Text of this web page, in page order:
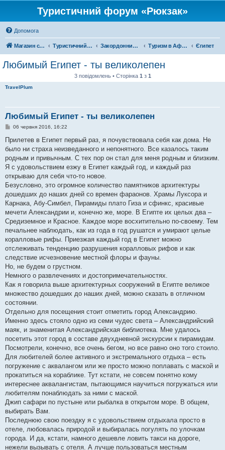
Туристичний форум «Рюкзак»
Допомога
Магазин спорядження Туристичний форум «Рюкзак» Закордонний туризм Туризм в Африці Єгипет
Любимый Египет - ты великолепен
3 повідомлень • Сторінка 1 з 1
TravelPlum
Любимый Египет - ты великолепен
П
в
д
о
м
л
е
н
я
06 червня 2016, 16:22
Прилетев в Египет первый раз, я почувствовала себя как дома. Не
было ни страха неизведанного и непонятного. Все казалось таким
родным и привычным. С тех пор он стал для меня родным и близким.
Я с удовольствием езжу в Египет каждый год, и каждый раз
открываю для себя что-то новое.
Безусловно, это огромное количество памятников архитектуры
дошедших до наших дней со времен фараонов. Храмы Луксора и
Карнака, Абу-Симбел, Пирамиды плато Гиза и сфинкс, красивые
мечети Александрии и, конечно же, море. В Египте их целых два –
Средиземное и Красное. Каждое море восхитительно по-своему. Тем
печальнее наблюдать, как из года в год рушатся и умирают целые
коралловые рифы. Приезжая каждый год в Египет можно
отслеживать тенденцию разрушения коралловых рифов и как
следствие исчезновение местной флоры и фауны.
Но, не будем о грустном.
Немного о развлечениях и достопримечательностях.
Как я говорила выше архитектурных сооружений в Египте великое
множество дошедших до наших дней, можно сказать в отличном
состоянии.
Отдельно для посещения стоит отметить город Александрию.
Именно здесь стояло одно из семи чудес света – Александрийский
маяк, и знаменитая Александрийская библиотека. Мне удалось
посетить этот город в составе двухдневной экскурсии к пирамидам.
Посмотрели, конечно, все очень бегом, но все равно оно того стоило.
Для любителей более активного и экстремального отдыха – есть
погружение с аквалангом или же просто можно поплавать с маской и
прокатиться на кораблике. Тут кстати, не совсем понятно кому
интереснее аквалангистам, пытающимся научиться погружаться или
любителям понаблюдать за ними с маской.
Джип сафари по пустыне или рыбалка в открытом море. В общем,
выбирать Вам.
Последнюю свою поездку я с удовольствием отдыхала просто в
отеле, любовалась природой и выбиралась погулять по улочкам
города. И да, кстати, намного дешевле ловить такси на дороге,
нежели вызывать с отеля. А лучше пользоваться местным